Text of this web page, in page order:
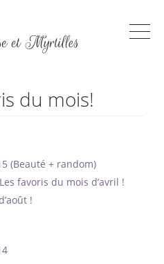
du mois!
(Beauté + random)
favoris du mois d’avril !
!